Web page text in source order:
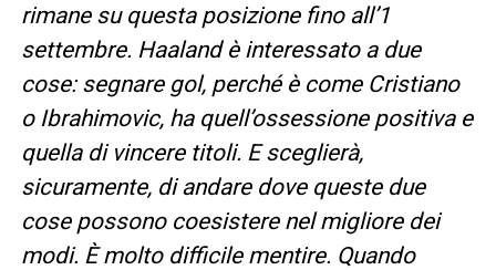
rimane su questa posizione fino all’1
settembre. Haaland è interessato a due
cose: segnare gol, perché è come Cristiano
o Ibrahimovic, ha quell’ossessione positiva e
quella di vincere titoli. E sceglierà,
sicuramente, di andare dove queste due
cose possono coesistere nel migliore dei
modi. È molto difficile mentire. Quando